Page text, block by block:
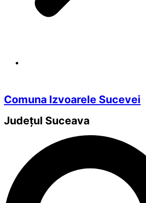
Comuna Izvoarele Sucevei
Județul Suceava